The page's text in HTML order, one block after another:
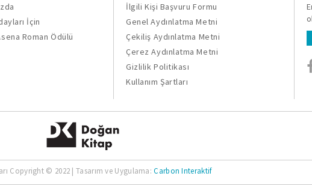
İçin
Roman Ödülü
İlgili Kişi Başvuru Formu
Genel Aydınlatma Metni
Çekiliş Aydınlatma Metni
Çerez Aydınlatma Metni
Gizlilik Politikası
Kullanım Şartları
Copyright © 2022 | Tasarım ve Uygulama:Carbon Interaktif